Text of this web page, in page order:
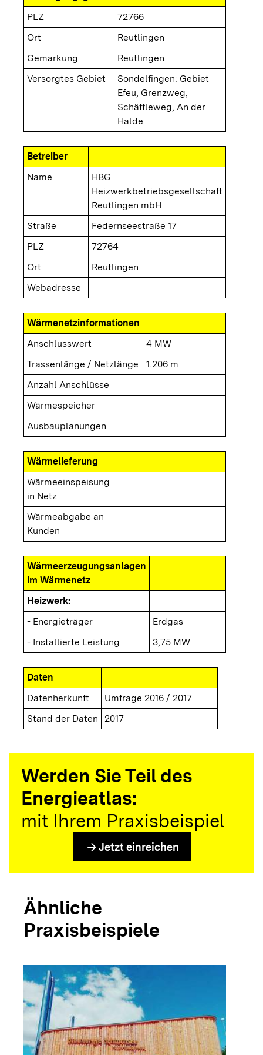
PLZ
72766
Ort
Reutlingen
Gemarkung
Reutlingen
Versorgtes Gebiet
Sondelfingen: Gebiet
Efeu, Grenzweg,
Schäffleweg, An der
Halde
Betreiber
Name
HBG
Heizwerkbetriebsgesellschaft
Reutlingen mbH
Straße
Federnseestraße 17
PLZ
72764
Ort
Reutlingen
Webadresse
Wärmenetzinformationen
Anschlusswert
4 MW
Trassenlänge / Netzlänge
1.206 m
Anzahl Anschlüsse
Wärmespeicher
Ausbauplanungen
Wärmelieferung
Wärmeeinspeisung
in Netz
Wärmeabgabe an
Kunden
Wärmeerzeugungsanlagen
im Wärmenetz
Heizwerk:
- Energieträger
Erdgas
- Installierte Leistung
3,75 MW
Daten
Datenherkunft
Umfrage 2016 / 2017
Stand der Daten
2017
Werden Sie Teil des
Energieatlas:
mit Ihrem Praxisbeispiel
arrow_forward Jetzt einreichen
Ähnliche
Praxisbeispiele